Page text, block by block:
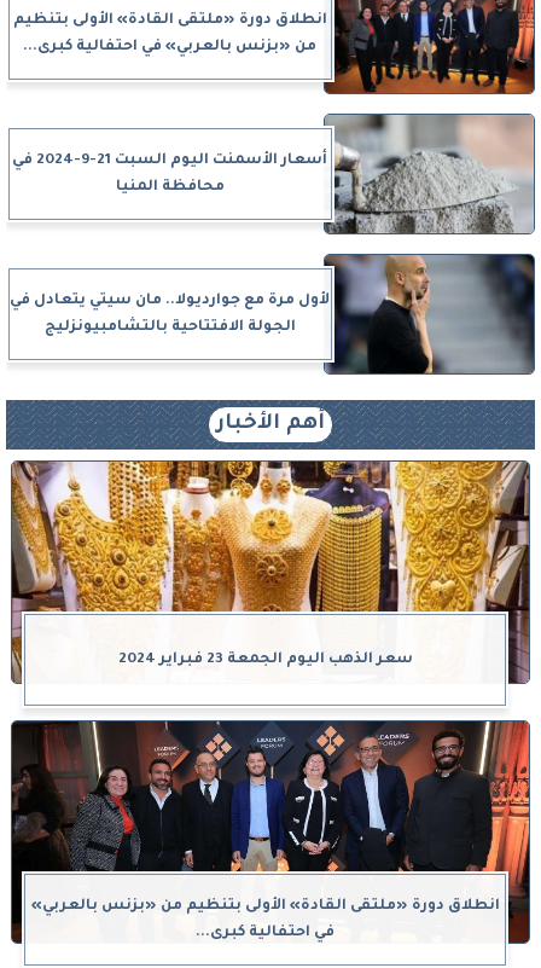
انطلاق دورة «ملتقى القادة» الأولى بتنظيم
من «بزنس بالعربي» في احتفالية كبرى...
أسعار الأسمنت اليوم السبت 21-9-2024 في
محافظة المنيا
لأول مرة مع جوارديولا.. مان سيتي يتعادل في
الجولة الافتتاحية بالتشامبيونزليج
أهم الأخبار
سعر الذهب اليوم الجمعة 23 فبراير 2024
انطلاق دورة «ملتقى القادة» الأولى بتنظيم من «بزنس بالعربي»
في احتفالية كبرى...